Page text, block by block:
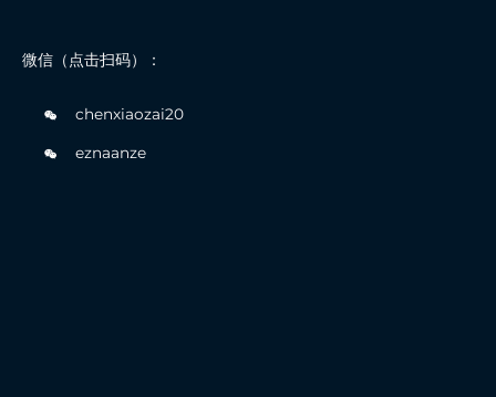
微信（点击扫码）：
chenxiaozai20
eznaanze